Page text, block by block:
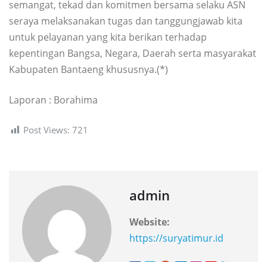
semangat, tekad dan komitmen bersama selaku ASN
seraya melaksanakan tugas dan tanggungjawab kita
untuk pelayanan yang kita berikan terhadap
kepentingan Bangsa, Negara, Daerah serta masyarakat
Kabupaten Bantaeng khususnya.(*)
Laporan : Borahima
Post Views: 721
admin
Website:
https://suryatimur.id